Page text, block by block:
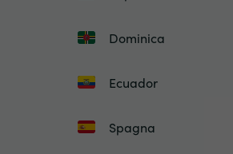
Dominica
Ecuador
Spagna